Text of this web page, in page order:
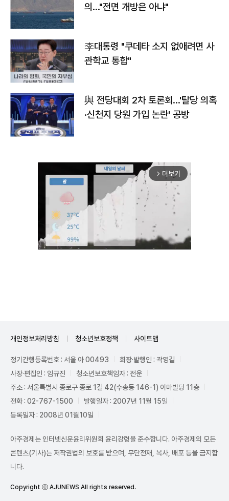
의…"전면 개방은 아냐"
李대통령 "쿠데타 소지 없애려면 사
관학교 통합"
與 전당대회 2차 토론회…'탈당 의혹
·신천지 당원 가입 논란' 공방
arrow_forward_ios 더보기
개인정보처리방침 청소년보호정책 사이트맵
정기간행등록번호 : 서울 아 00493
회장·발행인 : 곽영길
사장·편집인 : 임규진
청소년보호책임자 : 전운
주소 : 서울특별시 종로구 종로 1길 42(수송동 146-1) 이마빌딩 11층
전화 : 02-767-1500
발행일자 : 2007년 11월 15일
등록일자 : 2008년 01월10일
아주경제는 인터넷신문윤리위원회 윤리강령을 준수합니다. 아주경제의 모든
콘텐츠(기사)는 저작권법의 보호를 받으며, 무단전재, 복사, 배포 등을 금지합
니다.
Copyright ⓒ AJUNEWS All rights reserved.